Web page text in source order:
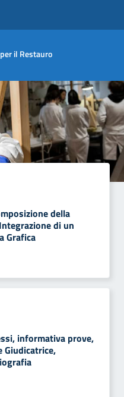
il Restauro
della
di un
Grafica
informativa prove,
Giudicatrice,